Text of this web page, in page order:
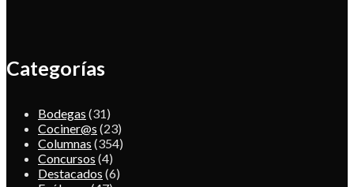
Categorías
Bodegas (31)
Cociner@s (23)
Columnas (354)
Concursos (4)
Destacados (6)